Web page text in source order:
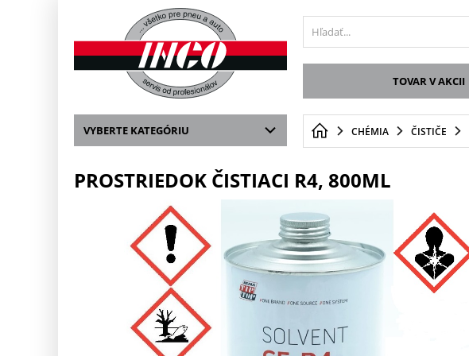
TOVAR V AKCII
VYBERTE KATEGÓRIU CHÉMIA ČISTIČE
PROSTRIEDOK ČISTIACI R4, 800ML